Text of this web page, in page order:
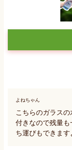
よねちゃん
こちらのガラス
付きなので残量
ち運びもできます